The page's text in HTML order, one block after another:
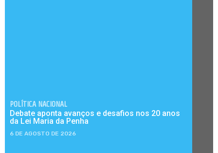
POLÍTICA NACIONAL
Debate aponta avanços e desafios nos 20 anos
da Lei Maria da Penha
6 DE AGOSTO DE 2026